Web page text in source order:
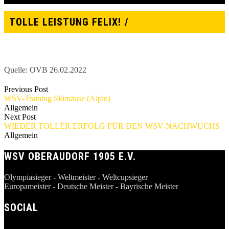
TOLLE LEISTUNG FELIX!
Quelle: OVB 26.02.2022
Previous Post
WSV-Training Skimäuse (Alpin)
Allgemein
Next Post
WIEDER TOLLER ERFOLG FÜR DEN WSV-NACHWUCHS
Allgemein
WSV OBERAUDORF 1905 E.V.
Olympiasieger - Weltmeister - Weltcupsieger
Europameister - Deutsche Meister - Bayrische Meister
SOCIAL